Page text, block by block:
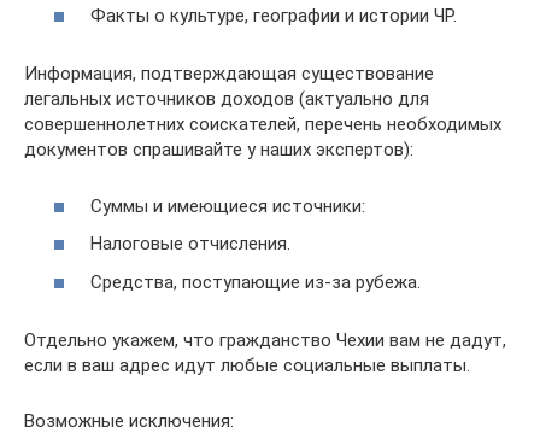
Факты о культуре, географии и истории ЧР.
Информация, подтверждающая существование
легальных источников доходов (актуально для
совершеннолетних соискателей, перечень необходимых
документов спрашивайте у наших экспертов):
Суммы и имеющиеся источники:
Налоговые отчисления.
Средства, поступающие из-за рубежа.
Отдельно укажем, что гражданство Чехии вам не дадут,
если в ваш адрес идут любые социальные выплаты.
Возможные исключения: